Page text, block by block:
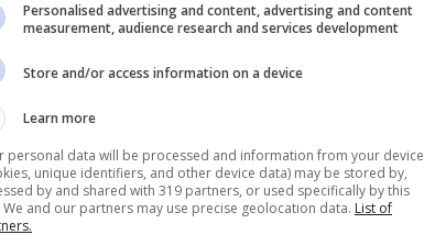
Personalised advertising and content, advertising and content
measurement, audience research and services development
Store and/or access information on a device
Learn more
personal data will be processed and information from your device
unique identifiers, and other device data) may be stored by,
by and shared with 319 partners, or used specifically by this
We and our partners may use precise geolocation data. List of